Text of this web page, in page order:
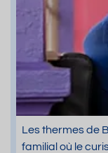
Les thermes de
familial où le